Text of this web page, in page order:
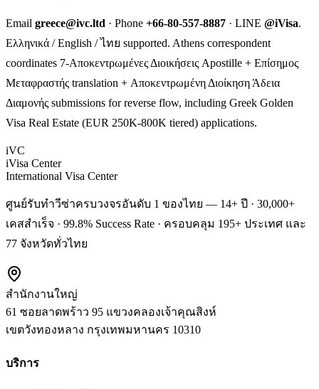
Email greece@ivc.ltd · Phone +66-80-557-8887 · LINE @iVisa.
Ελληνικά / English / ไทย supported. Athens correspondent
coordinates 7-Αποκεντρωμένες Διοικήσεις Apostille + Επίσημος
Μεταφραστής translation + Αποκεντρωμένη Διοίκηση Άδεια
Διαμονής submissions for reverse flow, including Greek Golden
Visa Real Estate (EUR 250K-800K tiered) applications.
iVC
iVisa Center
International Visa Center
ศูนย์รับทำวีซ่าครบวงจรอันดับ 1 ของไทย — 14+ ปี · 30,000+
เคสสำเร็จ · 99.8% Success Rate · ครอบคลุม 195+ ประเทศ และ
77 จังหวัดทั่วไทย
สำนักงานใหญ่
61 ซอยลาดพร้าว 95 แขวงคลองเจ้าคุณสิงห์
เขตวังทองหลาง กรุงเทพมหานคร 10310
บริการ